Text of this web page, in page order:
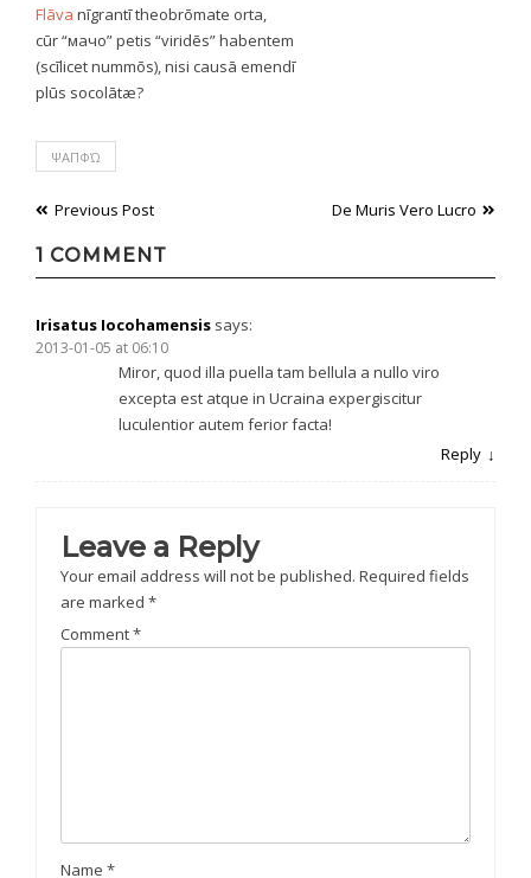
Flāva nīgrantī theobrōmate orta,
cūr “мачо” petis “viridēs” habentem
(scīlicet nummōs), nisi causā emendī
plūs socolātæ?
ΨΑΠΦΏ
Post
navigation
Previous Post De Muris Vero Lucro
1 COMMENT
Irisatus Iocohamensis says:
2013-01-05 at 06:10
Miror, quod illa puella tam bellula a nullo viro
excepta est atque in Ucraina expergiscitur
luculentior autem ferior facta!
Reply
Leave a Reply
Your email address will not be published. Required fields
are marked *
Comment*
Name *